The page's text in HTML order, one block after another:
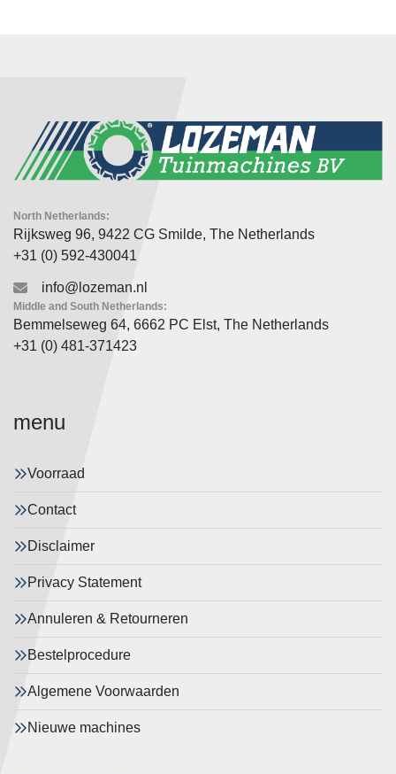
North Netherlands:
Rijksweg 96, 9422 CG Smilde, The Netherlands
+31 (0) 592-430041
Middle and South Netherlands:
Bemmelseweg 64, 6662 PC Elst, The Netherlands
+31 (0) 481-371423
info@lozeman.nl
menu
Voorraad
Contact
Disclaimer
Privacy Statement
Annuleren & Retourneren
Bestelprocedure
Algemene Voorwaarden
Nieuwe machines